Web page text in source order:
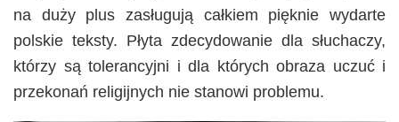
na duży plus zasługują całkiem pięknie wydarte
polskie teksty. Płyta zdecydowanie dla słuchaczy,
którzy są tolerancyjni i dla których obraza uczuć i
przekonań religijnych nie stanowi problemu.